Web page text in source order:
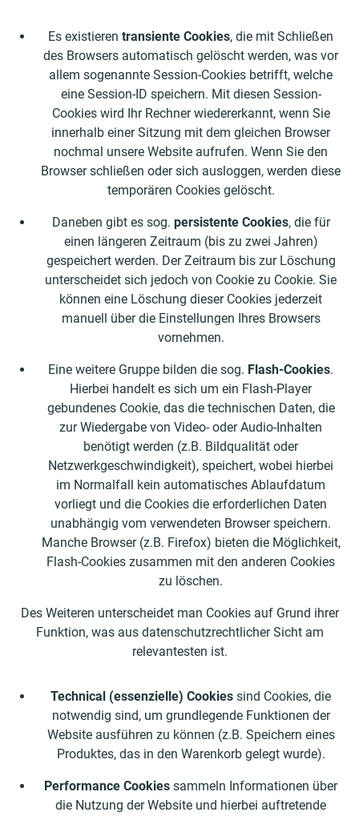
Es existieren transiente Cookies, die mit Schließen
des Browsers automatisch gelöscht werden, was vor
allem sogenannte Session-Cookies betrifft, welche
eine Session-ID speichern. Mit diesen Session-
Cookies wird Ihr Rechner wiedererkannt, wenn Sie
innerhalb einer Sitzung mit dem gleichen Browser
nochmal unsere Website aufrufen. Wenn Sie den
Browser schließen oder sich ausloggen, werden diese
temporären Cookies gelöscht.
Daneben gibt es sog. persistente Cookies, die für
einen längeren Zeitraum (bis zu zwei Jahren)
gespeichert werden. Der Zeitraum bis zur Löschung
unterscheidet sich jedoch von Cookie zu Cookie. Sie
können eine Löschung dieser Cookies jederzeit
manuell über die Einstellungen Ihres Browsers
vornehmen.
Eine weitere Gruppe bilden die sog. Flash-Cookies.
Hierbei handelt es sich um ein Flash-Player
gebundenes Cookie, das die technischen Daten, die
zur Wiedergabe von Video- oder Audio-Inhalten
benötigt werden (z.B. Bildqualität oder
Netzwerkgeschwindigkeit), speichert, wobei hierbei
im Normalfall kein automatisches Ablaufdatum
vorliegt und die Cookies die erforderlichen Daten
unabhängig vom verwendeten Browser speichern.
Manche Browser (z.B. Firefox) bieten die Möglichkeit,
Flash-Cookies zusammen mit den anderen Cookies
zu löschen.
Des Weiteren unterscheidet man Cookies auf Grund ihrer
Funktion, was aus datenschutzrechtlicher Sicht am
relevantesten ist.
Technical (essenzielle) Cookies sind Cookies, die
notwendig sind, um grundlegende Funktionen der
Website ausführen zu können (z.B. Speichern eines
Produktes, das in den Warenkorb gelegt wurde).
Performance Cookies sammeln Informationen über
die Nutzung der Website und hierbei auftretende